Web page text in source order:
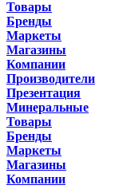
Товары
Бренды
Маркеты
Магазины
Компании
Производители
Презентация
Минеральные
Товары
Бренды
Маркеты
Магазины
Компании